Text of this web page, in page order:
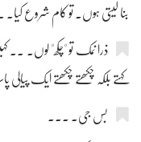
بنا لیتی ہوں۔ تو کام شروع
ذرا نمک تو "چکھ" لوں۔ ۔۔
کہتے بلکہ چکھتے چکھتے ایک پیالی
بس جی۔ ۔۔۔